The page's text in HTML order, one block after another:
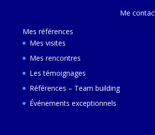
Mes références
Mes visites
Mes rencontres
Les témoignages
Références – Team building
Événements exceptionnels
Me